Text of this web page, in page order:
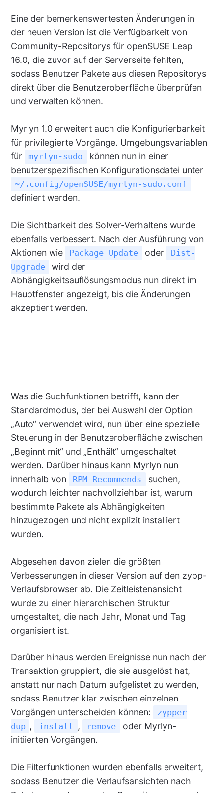
Eine der bemerkenswertesten Änderungen in
der neuen Version ist die Verfügbarkeit von
Community-Repositorys für openSUSE Leap
16.0, die zuvor auf der Serverseite fehlten,
sodass Benutzer Pakete aus diesen Repositorys
direkt über die Benutzeroberfläche überprüfen
und verwalten können.
Myrlyn 1.0 erweitert auch die Konfigurierbarkeit
für privilegierte Vorgänge. Umgebungsvariablen
für
myrlyn-sudo
können nun in einer
benutzerspezifischen Konfigurationsdatei unter
~/.config/openSUSE/myrlyn-sudo.conf
definiert werden.
Die Sichtbarkeit des Solver-Verhaltens wurde
ebenfalls verbessert. Nach der Ausführung von
Aktionen wie
Package Update oder
Dist-
Upgrade
wird der
Abhängigkeitsauflösungsmodus nun direkt im
Hauptfenster angezeigt, bis die Änderungen
akzeptiert werden.
Was die Suchfunktionen betrifft, kann der
Standardmodus, der bei Auswahl der Option
„Auto“ verwendet wird, nun über eine spezielle
Steuerung in der Benutzeroberfläche zwischen
„Beginnt mit“ und „Enthält“ umgeschaltet
werden. Darüber hinaus kann Myrlyn nun
innerhalb von
RPM Recommends
suchen,
wodurch leichter nachvollziehbar ist, warum
bestimmte Pakete als Abhängigkeiten
hinzugezogen und nicht explizit installiert
wurden.
Abgesehen davon zielen die größten
Verbesserungen in dieser Version auf den zypp-
Verlaufsbrowser ab. Die Zeitleistenansicht
wurde zu einer hierarchischen Struktur
umgestaltet, die nach Jahr, Monat und Tag
organisiert ist.
Darüber hinaus werden Ereignisse nun nach der
Transaktion gruppiert, die sie ausgelöst hat,
anstatt nur nach Datum aufgelistet zu werden,
sodass Benutzer klar zwischen einzelnen
Vorgängen unterscheiden können:
zypper
dup , install , remove
oder Myrlyn-
initiierten Vorgängen.
Die Filterfunktionen wurden ebenfalls erweitert,
sodass Benutzer die Verlaufsansichten nach